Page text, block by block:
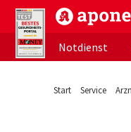
aponet.de -
Notdienst
Start Service